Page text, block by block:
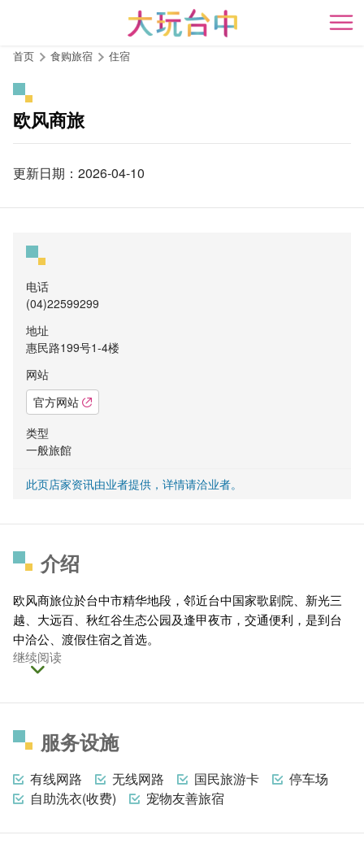
开
首页 食购旅宿 住宿
欧风商旅
更新日期：2026-04-10
电话
(04)22599299
地址
惠民路199号1-4楼
网站
官方网站
类型
一般旅館
此页店家资讯由业者提供，详情请洽业者。
介绍
欧风商旅位於台中市精华地段，邻近台中国家歌剧院、新光三
越、大远百、秋红谷生态公园及逢甲夜市，交通便利，是到台
中洽公、渡假住宿之首选。
继续阅读
服务设施
有线网路 无线网路 国民旅游卡
停车场
自助洗衣(收费)
宠物友善旅宿